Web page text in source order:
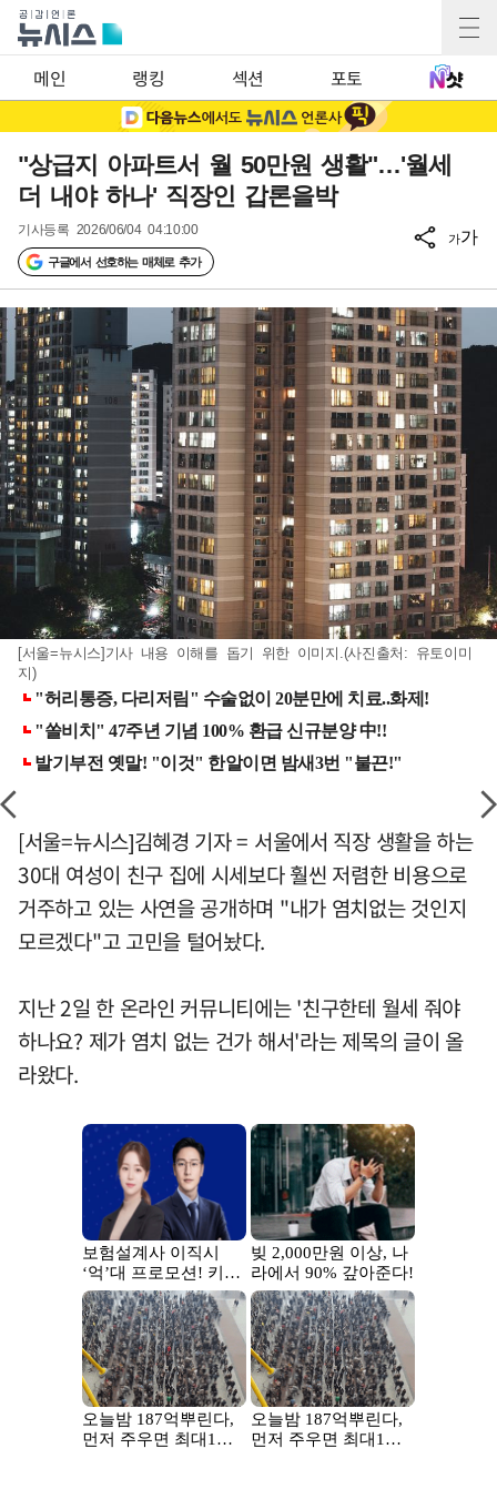
메인 랭킹 섹션 포토
"상급지 아파트서 월 50만원 생활"…'월세
더 내야 하나' 직장인 갑론을박
기사등록 2026/06/04 04:10:00
구글에서 선호하는 매체로 추가
가가
[서울=뉴시스]기사 내용 이해를 돕기 위한 이미지.(사진출처: 유토이미
지)
[서울=뉴시스]김혜경 기자 = 서울에서 직장 생활을 하는
30대 여성이 친구 집에 시세보다 훨씬 저렴한 비용으로
거주하고 있는 사연을 공개하며 "내가 염치없는 것인지
모르겠다"고 고민을 털어놨다.
지난 2일 한 온라인 커뮤니티에는 '친구한테 월세 줘야
하나요? 제가 염치 없는 건가 해서'라는 제목의 글이 올
라왔다.